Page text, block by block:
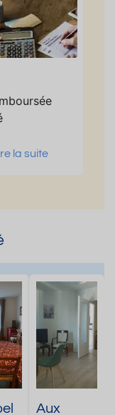
la suite
Aux